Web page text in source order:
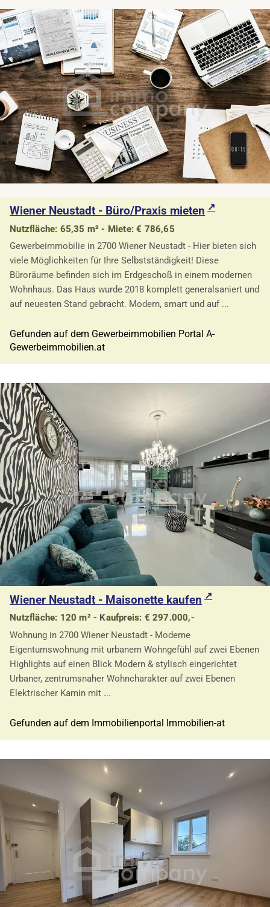
Wiener Neustadt - Büro/Praxis mieten
Nutzfläche: 65,35 m² - Miete: € 786,65
Gewerbeimmobilie in 2700 Wiener Neustadt - Hier bieten sich
viele Möglichkeiten für Ihre Selbstständigkeit! Diese
Büroräume befinden sich im Erdgeschoß in einem modernen
Wohnhaus. Das Haus wurde 2018 komplett generalsaniert und
auf neuesten Stand gebracht. Modern, smart und auf ...
Gefunden auf dem Gewerbeimmobilien Portal A-
Gewerbeimmobilien.at
Wiener Neustadt - Maisonette kaufen
Nutzfläche: 120 m² - Kaufpreis: € 297.000,-
Wohnung in 2700 Wiener Neustadt - Moderne
Eigentumswohnung mit urbanem Wohngefühl auf zwei Ebenen
Highlights auf einen Blick Modern & stylisch eingerichtet
Urbaner, zentrumsnaher Wohncharakter auf zwei Ebenen
Elektrischer Kamin mit ...
Gefunden auf dem Immobilienportal Immobilien-at